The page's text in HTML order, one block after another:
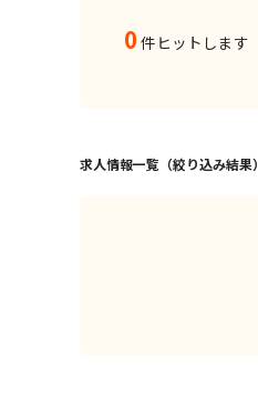
0 件ヒットします
求人情報一覧（絞り込み結果）